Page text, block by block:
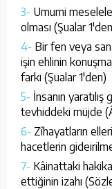
3- Umumi
olması (Şualar
4- Bir fen veya
işin ehlinin
farkı (Şualar 1'den)
5- İnsanın
tevhiddeki müjde
6- Zîhayatların
hacetlerin
7- Kâinattaki
ettiğinin izahı